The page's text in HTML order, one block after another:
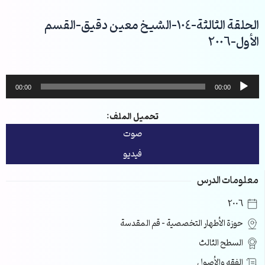
إلى
المحتوى
الحلقة الثالثة-104-الشيخ معين دقيق-القسم
الأول-2006
مشغل
الصوت
00:00
00:00
تحميل الملف:
صوت
فيديو
معلومات الدرس
2006
حوزة الأطهار التخصصية – قم المقدسة
السطح الثالث